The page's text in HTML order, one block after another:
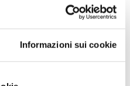
Informazioni sui cookie
Aggiungi al carrello